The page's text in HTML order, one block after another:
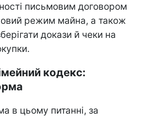
письмовим договором
режим майна, а також
докази й чеки на
кодекс:
в цьому питанні, за